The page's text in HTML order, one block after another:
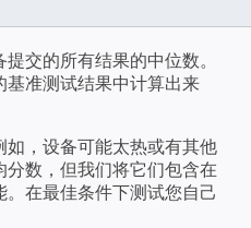
交的所有结果的中位数。
准测试结果中计算出来
，设备可能太热或有其他
数，但我们将它们包含在
在最佳条件下测试您自己